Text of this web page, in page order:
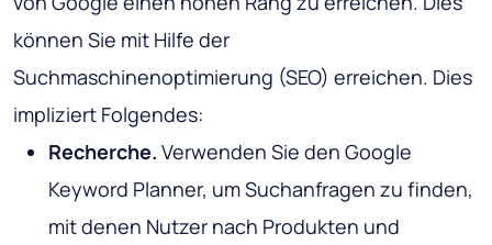
können Sie mit Hilfe der
Suchmaschinenoptimierung (SEO) erreichen. Dies
impliziert Folgendes:
Recherche. Verwenden Sie den Google
Keyword Planner, um Suchanfragen zu finden,
mit denen Nutzer nach Produkten und